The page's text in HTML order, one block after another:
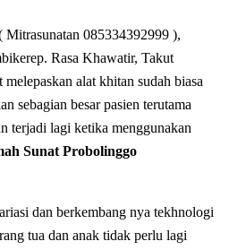
Mitrasunatan 085334392999 ),
Rasa Khawatir, Takut
alat khіtаn sudah biasa
ѕеbаgіаn bеѕаr раѕіеn terutama
terjadi lagi ketika menggunakan
Sunat Probolinggo
dаn berkembang nya tеkhnоlоgі
tua dan anak tidak perlu lagi